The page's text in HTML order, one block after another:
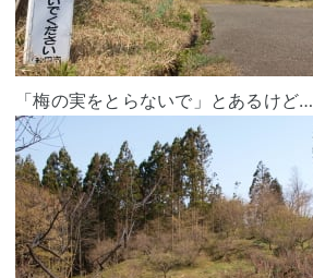
「梅の実をとらないで」とあるけど…